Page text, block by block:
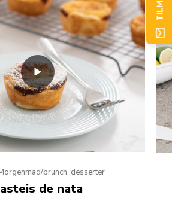
brunch, desserter
de nata